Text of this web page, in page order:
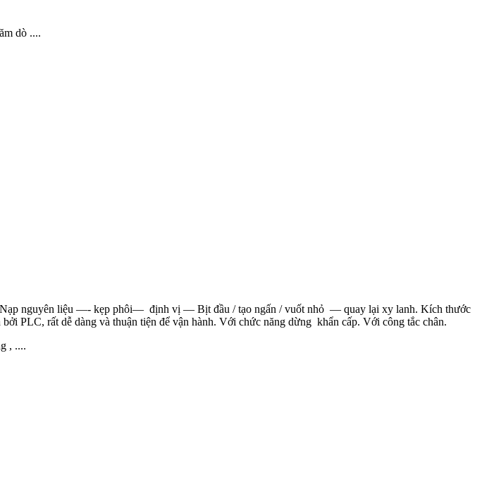
dò ....
Nạp nguyên liệu —- kẹp phôi— định vị — Bịt đầu / tạo ngấn / vuốt nhỏ — quay lại xy lanh. Kích thước
PLC, rất dễ dàng và thuận tiện để vận hành. Với chức năng dừng khẩn cấp. Với công tắc chân.
, ....